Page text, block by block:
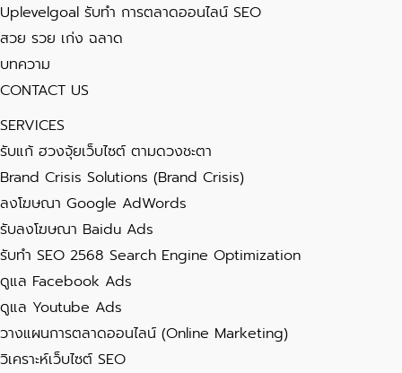
Uplevelgoal รับทำ การตลาดออนไลน์ SEO
สวย รวย เก่ง ฉลาด
บทความ
CONTACT US
SERVICES
รับแก้ ฮวงจุ้ยเว็บไซต์ ตามดวงชะตา
Brand Crisis Solutions (Brand Crisis)
ลงโฆษณา Google AdWords
รับลงโฆษณา Baidu Ads
รับทำ SEO 2568 Search Engine Optimization
ดูแล Facebook Ads
ดูแล Youtube Ads
วางแผนการตลาดออนไลน์ (Online Marketing)
วิเคราะห์เว็บไซต์ SEO